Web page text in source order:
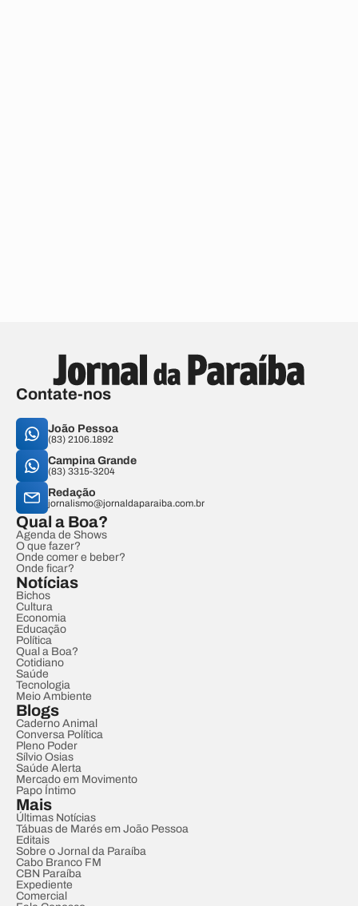
Contate-nos
João Pessoa
(83) 2106.1892
Campina Grande
(83) 3315-3204
Redação
jornalismo@jornaldaparaiba.com.br
Qual a Boa?
Agenda de Shows
O que fazer?
Onde comer e beber?
Onde ficar?
Notícias
Bichos
Cultura
Economia
Educação
Política
Qual a Boa?
Cotidiano
Saúde
Tecnologia
Meio Ambiente
Blogs
Caderno Animal
Conversa Política
Pleno Poder
Sílvio Osias
Saúde Alerta
Mercado em Movimento
Papo Íntimo
Mais
Últimas Notícias
Tábuas de Marés em João Pessoa
Editais
Sobre o Jornal da Paraíba
Cabo Branco FM
CBN Paraíba
Expediente
Comercial